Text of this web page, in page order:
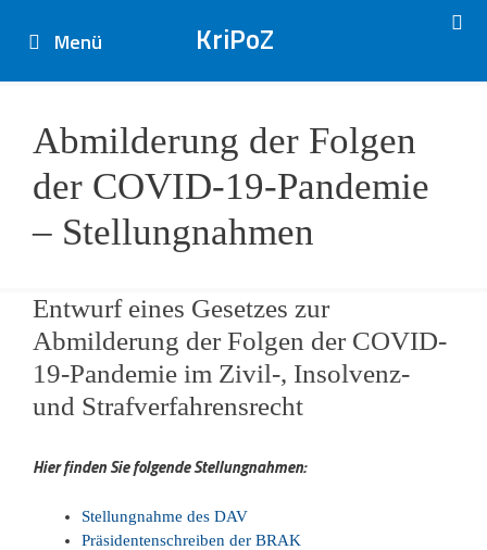
Inhalt
Menü
Abmilderung der Folgen
der COVID-19-Pandemie
– Stellungnahmen
Entwurf eines Gesetzes zur
Abmilderung der Folgen der COVID-
19-Pandemie im Zivil-, Insolvenz-
und Strafverfahrensrecht
Hier finden Sie folgende Stellungnahmen:
Stellungnahme des DAV
Präsidentenschreiben der BRAK